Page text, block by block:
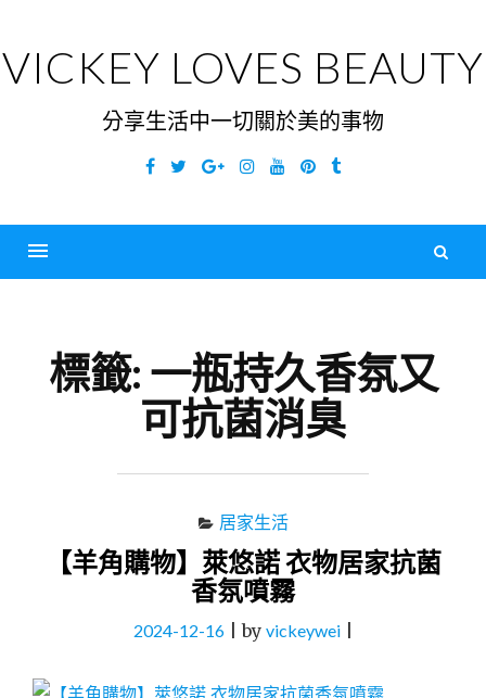
content
VICKEY LOVES BEAUTY
分享生活中一切關於美的事物
Facebook
TwitterGoogleInstagramYouTubePinterest
Tumblr
標籤: 一瓶持久香氛又
可抗菌消臭
居家生活
【羊角購物】萊悠諾 衣物居家抗菌
香氛噴霧
2024-12-16|by vickeywei|